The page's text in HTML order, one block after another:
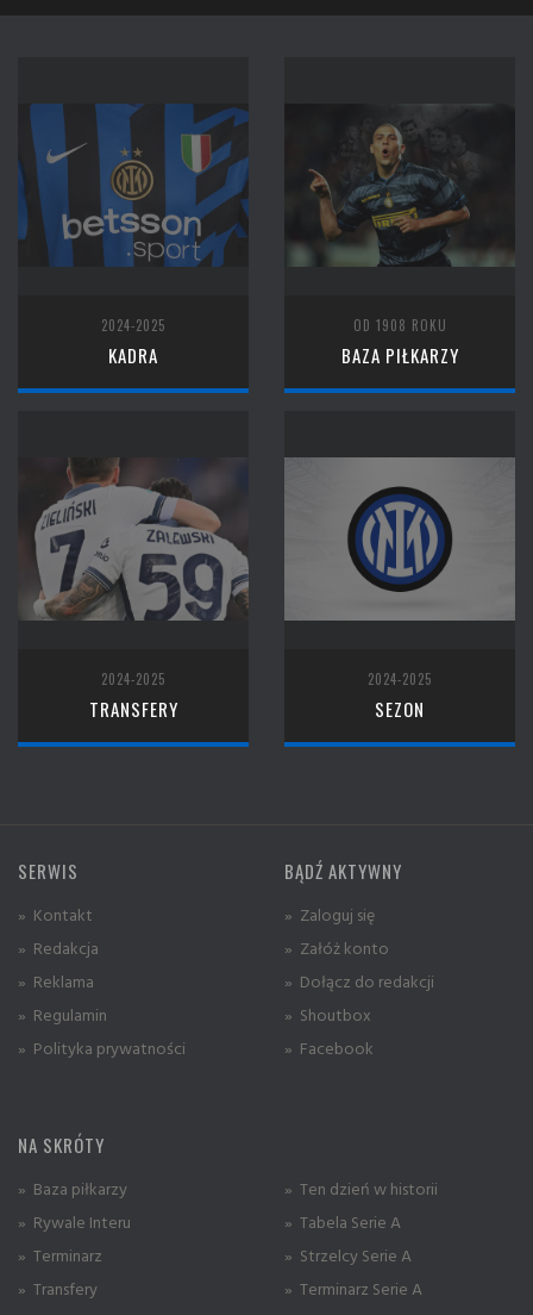
2024-2025
KADRA
OD 1908 ROKU
BAZA PIŁKARZY
2024-2025
TRANSFERY
2024-2025
SEZON
SERWIS
» Kontakt
» Redakcja
» Reklama
» Regulamin
» Polityka prywatności
BĄDŹ AKTYWNY
» Zaloguj się
» Załóż konto
» Dołącz do redakcji
» Shoutbox
» Facebook
NA SKRÓTY
» Baza piłkarzy
» Rywale Interu
» Terminarz
» Transfery
» Ten dzień w historii
» Tabela Serie A
» Strzelcy Serie A
» Terminarz Serie A